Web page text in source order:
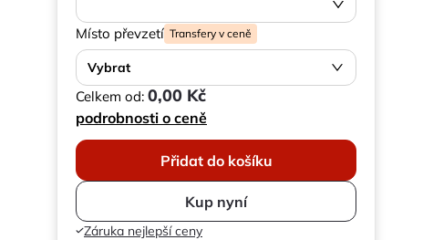
Místo převzetí Transfery v ceně
Vybrat
Celkem od: 0,00 Kč
podrobnosti o ceně
Přidat do košíku
Kup nyní
Záruka nejlepší ceny